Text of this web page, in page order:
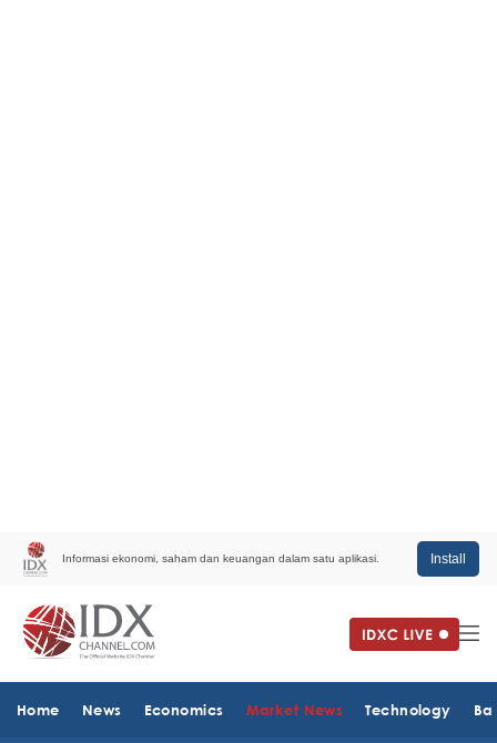
Informasi ekonomi, saham dan keuangan dalam satu aplikasi. Install
Home News Economics Market News Technology